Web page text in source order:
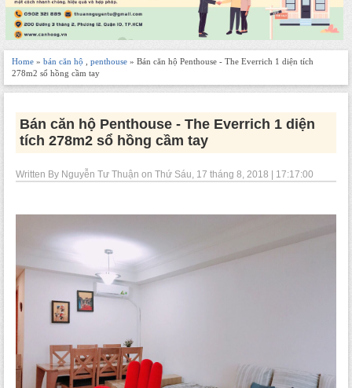
Home » bán căn hộ penthouse » Bán căn hộ Penthouse - The Everrich 1 diện tích
278m2 sổ hồng cầm tay
Bán căn hộ Penthouse - The Everrich 1 diện
tích 278m2 sổ hồng cầm tay
Written By Nguyễn Tư Thuận on Thứ Sáu, 17 tháng 8, 2018 | 17:17:00